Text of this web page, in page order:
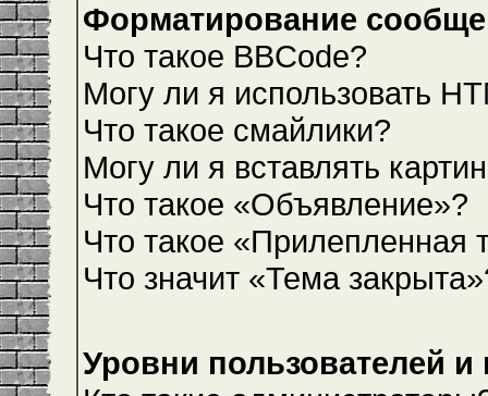
Форматирование
Что такое BBCode?
Могу ли я использовать
Что такое смайлики?
Могу ли я вставлять
Что такое «Объявление»?
Что такое «Прилепленная
Что значит «Тема
Уровни пользователей и